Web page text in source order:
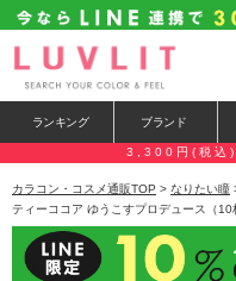
ランキング ブランド
3,300円(税込)
カラコン・コスメ通販TOP > なりたい瞳
ティーココア ゆうこすプロデュース（10